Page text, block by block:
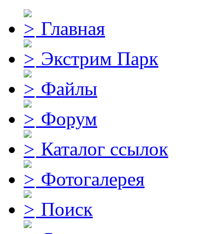
Главная
Экстрим Парк
Файлы
Форум
Каталог ссылок
Фотогалерея
Поиск